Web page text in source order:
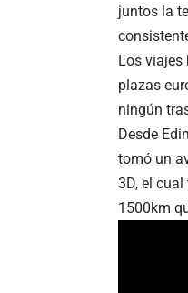
juntos la
Los
plazas
ningún
Desde
tomó un
3D, el
1500km